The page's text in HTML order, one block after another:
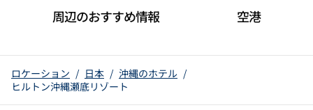
周辺のおすすめ情報 空港
ロケーション / 日本 / 沖縄のホテル /
ヒルトン沖縄瀬底リゾート